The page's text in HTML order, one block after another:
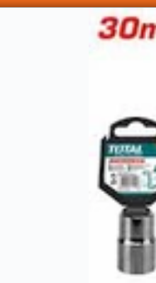
DISTRIBUIDORES - VENTA MAYORISTA